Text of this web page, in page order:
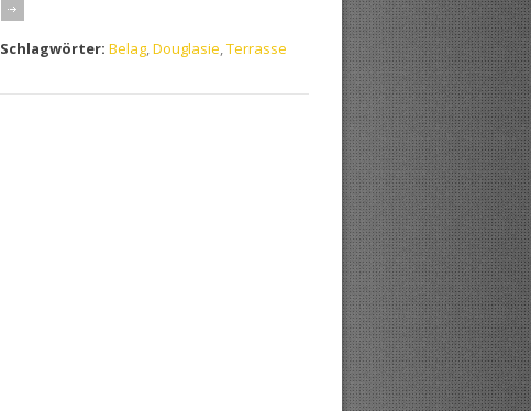
Schlagwörter:Belag,Douglasie,Terrasse